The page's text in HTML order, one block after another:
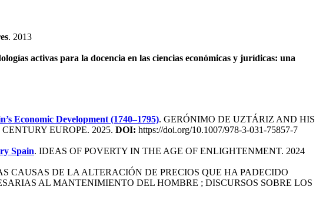
. 2013
activas para la docencia en las ciencias económicas y jurídicas: una
Economic Development (1740–1795). GERÓNIMO DE UZTÁRIZ AND HIS
EUROPE. 2025. DOI: https://doi.org/10.1007/978-3-031-75857-7
Spain. IDEAS OF POVERTY IN THE AGE OF ENLIGHTENMENT. 2024
CAUSAS DE LA ALTERACIÓN DE PRECIOS QUE HA PADECIDO
AL MANTENIMIENTO DEL HOMBRE ; DISCURSOS SOBRE LOS